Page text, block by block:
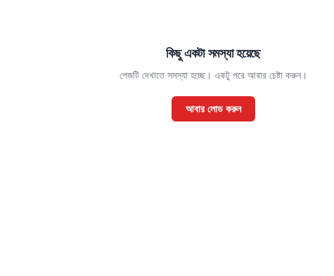
কিছু একটা সমস্যা হয়েছে
পেজটি দেখাতে সমস্যা হচ্ছে। একটু পরে আবার চেষ্টা করুন।
আবার লোড করুন